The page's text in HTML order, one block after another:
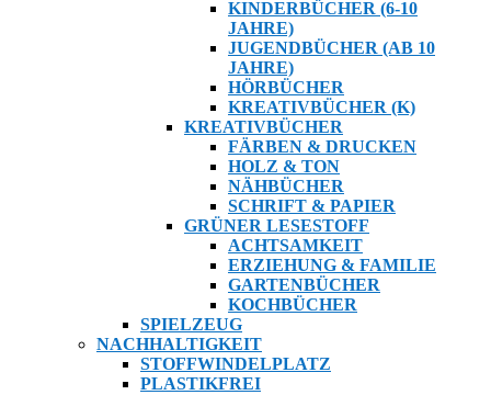
KINDERBÜCHER (6-10
JAHRE)
JUGENDBÜCHER (AB 10
JAHRE)
HÖRBÜCHER
KREATIVBÜCHER (K)
KREATIVBÜCHER
FÄRBEN & DRUCKEN
HOLZ & TON
NÄHBÜCHER
SCHRIFT & PAPIER
GRÜNER LESESTOFF
ACHTSAMKEIT
ERZIEHUNG & FAMILIE
GARTENBÜCHER
KOCHBÜCHER
SPIELZEUG
NACHHALTIGKEIT
STOFFWINDELPLATZ
PLASTIKFREI